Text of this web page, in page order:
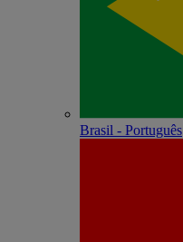
Brasil - Português